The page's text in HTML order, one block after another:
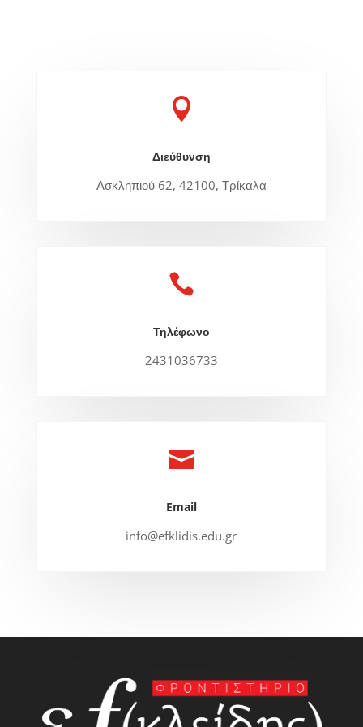

Διεύθυνση
Ασκληπιού 62, 42100, Τρίκαλα

Τηλέφωνο
2431036733

Email
info@efklidis.edu.gr